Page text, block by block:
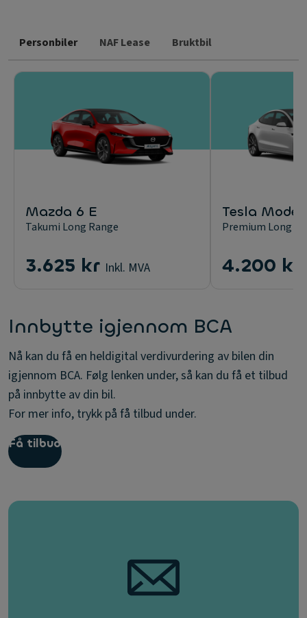
Personbiler NAF Lease Bruktbil
Mazda 6 E
Takumi Long Range
3.625 kr Inkl. MVA
Tesla Model
Premium Long
4.200 kr
Innbytte igjennom BCA
Nå kan du få en heldigital verdivurdering av bilen din
igjennom BCA. Følg lenken under, så kan du få et tilbud
på innbytte av din bil.
For mer info, trykk på få tilbud under.
Få tilbud